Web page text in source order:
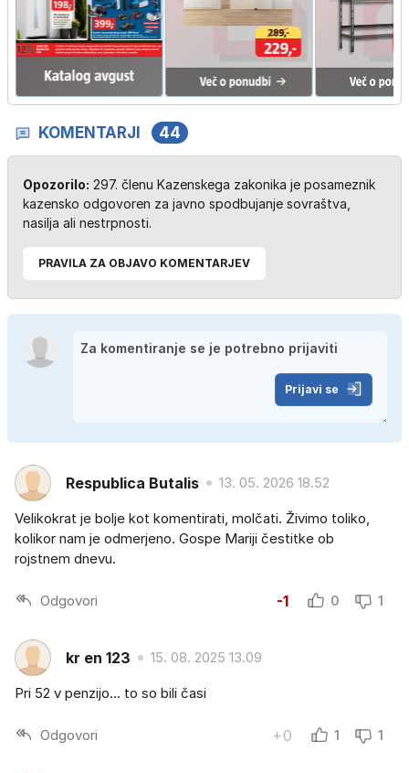
KOMENTARJI 44
Opozorilo: 297. členu Kazenskega zakonika je posameznik
kazensko odgovoren za javno spodbujanje sovraštva,
nasilja ali nestrpnosti.
PRAVILA ZA OBJAVO KOMENTARJEV
Prijavi se
Respublica Butalis 13. 05. 2026 18.52
Velikokrat je bolje kot komentirati, molčati. Živimo toliko,
kolikor nam je odmerjeno. Gospe Mariji čestitke ob
rojstnem dnevu.
Odgovori -1 0 1
kr en 123 15. 08. 2025 13.09
Pri 52 v penzijo... to so bili časi
Odgovori +0 1 1